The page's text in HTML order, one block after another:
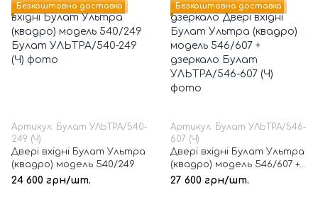
Безкоштовна доставка
Артикул: Булат УЛЬТРА/540-
249 (Ч)
Двері вхідні Булат Ультра
(квадро) модель 540/249
24 600 грн/шт.
Безкоштовна доставка
Артикул: Булат УЛЬТРА/546-
607 (Ч)
Двері вхідні Булат Ультра
(квадро) модель 546/607 +
дзеркало
27 600 грн/шт.